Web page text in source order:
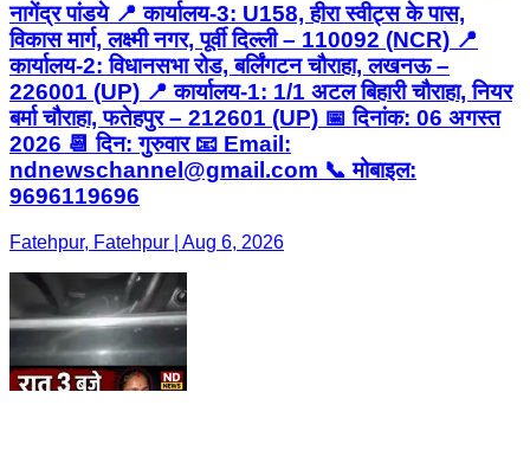
नागेंद्र पांडये 📍 कार्यालय-3: U158, हीरा स्वीट्स के पास,
विकास मार्ग, लक्ष्मी नगर, पूर्वी दिल्ली – 110092 (NCR) 📍
कार्यालय-2: विधानसभा रोड, बर्लिंगटन चौराहा, लखनऊ –
226001 (UP) 📍 कार्यालय-1: 1/1 अटल बिहारी चौराहा, नियर
बर्मा चौराहा, फतेहपुर – 212601 (UP) 📅 दिनांक: 06 अगस्त
2026 📆 दिन: गुरुवार 📧 Email:
ndnewschannel@gmail.com 📞 मोबाइल:
9696119696
Fatehpur, Fatehpur | Aug 6, 2026